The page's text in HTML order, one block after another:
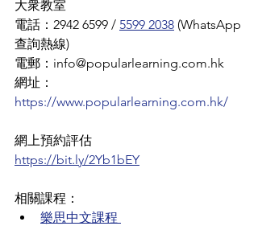
大衆教室
電話：2942 6599 / 5599 2038 (WhatsApp
查詢熱線)
電郵：info@popularlearning.com.hk
網址：
https://www.popularlearning.com.hk/
網上預約評估
https://bit.ly/2Yb1bEY
相關課程：
樂思中文課程